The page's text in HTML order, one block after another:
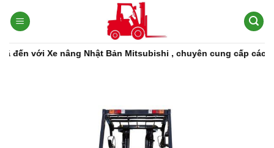
qua
dung
với Xe nâng Nhật Bản Mitsubishi , chuyên cung cấp các